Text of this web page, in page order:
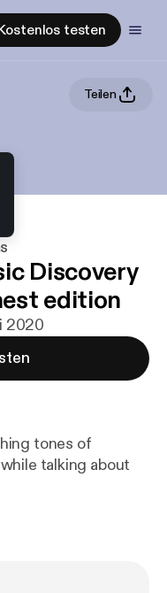
testen
Teilen
Discovery
edition
2020
tones of
talking about